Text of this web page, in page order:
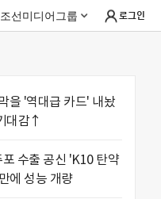
조선미디어그룹 로그인